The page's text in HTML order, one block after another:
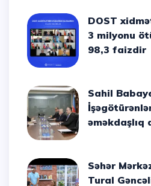
DOST xidmətlərinə müraciətlər
3 milyonu
98,3 faizdir
Sahil Babayev və Beynəlxalq
əməkdaşlıq
Səhər Mərkəzi – Roza Zərgərli,
Tural